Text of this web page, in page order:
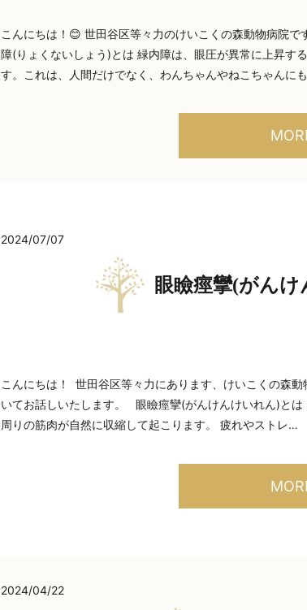
こんにちは！😊 世田谷区等々力のけいこくの森動物病院
障(りょくないしょう)とは 緑内障は、眼圧が異常に上昇す
す。これは、人間だけでなく、わんちゃんやねこちゃんに
2024/07/07
眼瞼痙攣(がん
こんにちは！ 世田谷区等々力にあります、けいこくの森
いてお話しいたします。 眼瞼痙攣(がんけんけいれん)と
周りの筋肉が自然に収縮して起こります。 疲れやストレ…
2024/04/22